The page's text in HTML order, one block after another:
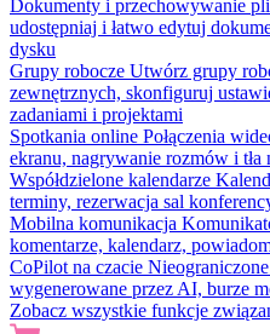
Dokumenty i przechowywanie
udostępniaj i łatwo edytuj
dysku
Grupy robocze Utwórz grupy
zewnętrznych, skonfiguruj
zadaniami i projektami
Spotkania online Połączenia
ekranu, nagrywanie rozmów i tła
Współdzielone kalendarze
terminy, rezerwacja sal
Mobilna komunikacja
komentarze, kalendarz,
CoPilot na czacie
wygenerowane przez AI, burze
Zobacz wszystkie funkcje